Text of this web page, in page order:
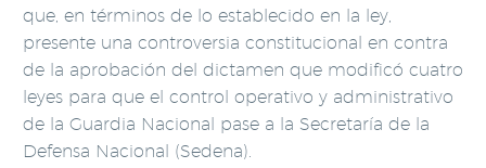
que, en términos de lo establecido en la ley,
presente una controversia constitucional en contra
de la aprobación del dictamen que modificó cuatro
leyes para que el control operativo y administrativo
de la Guardia Nacional pase a la Secretaría de la
Defensa Nacional (Sedena).